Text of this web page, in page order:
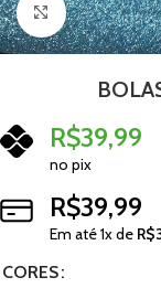
Clique para
R$39,99
no pix
R$39,99
Em até1x de R$
CORES